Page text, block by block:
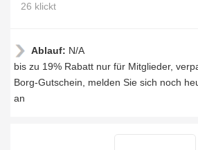
26 klickt
Ablauf: N/A
bis zu 19% Rabatt nur für Mitglieder,
Borg-Gutschein, melden Sie sich noch
an